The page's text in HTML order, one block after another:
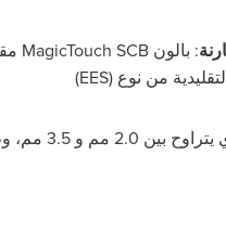
: بالونMagicTouch SCB
من نوع (EES
)
1832 مريضًا يعانون من آفات لم تُعالج